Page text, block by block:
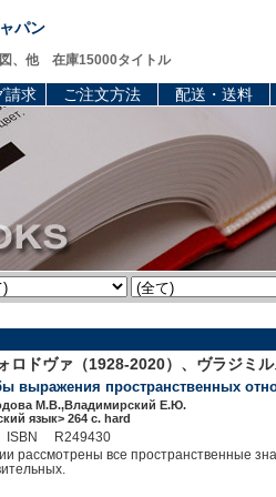
パン
図、他 在庫15000タイトル
請求 ご注文方法 配送・送料
ロドヴァ（1928-2020）、ヴラジミ
выражения пространственных
М.В.,Владимирский Е.Ю.
язык> 264 c. hard
ISBN R249430
рассмотрены все пространственные